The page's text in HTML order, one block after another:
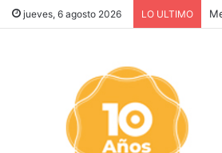
jueves, 6 agosto 2026 LO ULTIMO